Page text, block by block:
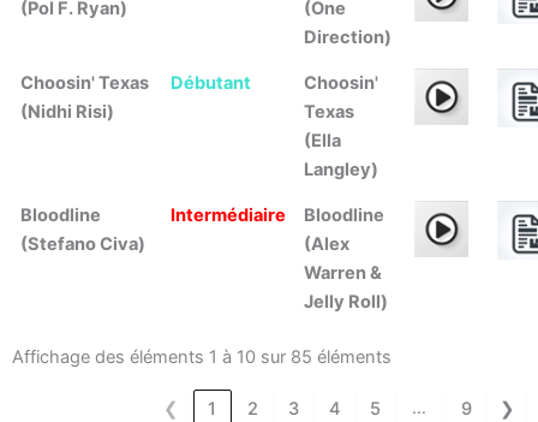
(Pol F. Ryan)
(One
Direction)
Choosin' Texas
(Nidhi Risi)
Débutant
Choosin'
Texas
(Ella
Langley)
Bloodline
(Stefano Civa)
Intermédiaire
Bloodline
(Alex
Warren &
Jelly Roll)
Affichage des éléments 1 à 10 sur 85 éléments
❮ 1 2 3 4 5 … 9 ❯